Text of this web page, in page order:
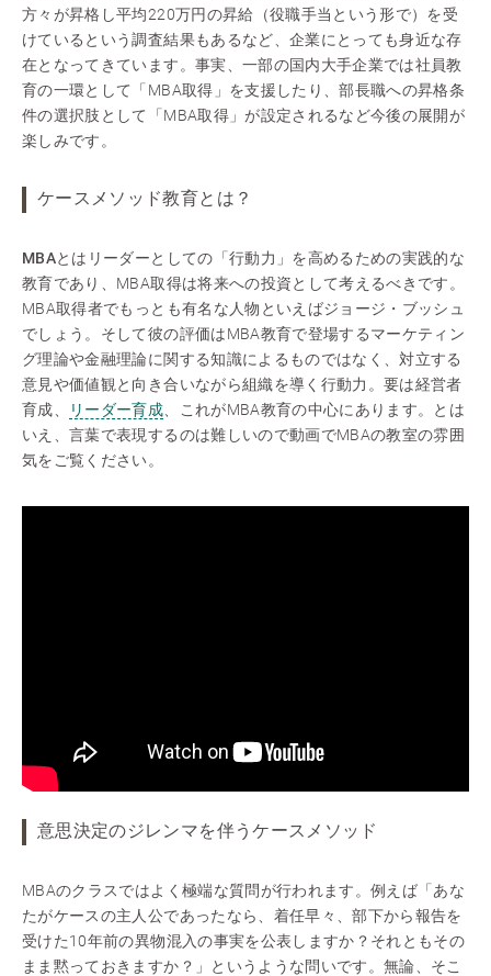
方々が昇格し平均220万円の昇給（役職手当という形で）を受
けているという調査結果もあるなど、企業にとっても身近な存
在となってきています。事実、一部の国内大手企業では社員教
育の一環として「MBA取得」を支援したり、部長職への昇格条
件の選択肢として「MBA取得」が設定されるなど今後の展開が
楽しみです。
ケースメソッド教育とは？
MBAとはリーダーとしての「行動力」を高めるための実践的な
教育であり、MBA取得は将来への投資として考えるべきです。
MBA取得者でもっとも有名な人物といえばジョージ・ブッシュ
でしょう。そして彼の評価はMBA教育で登場するマーケティン
グ理論や金融理論に関する知識によるものではなく、対立する
意見や価値観と向き合いながら組織を導く行動力。要は経営者
育成、
リーダー育成 、これがMBA教育の中心にあります。とは
いえ、言葉で表現するのは難しいので動画でMBAの教室の雰囲
気をご覧ください。
意思決定のジレンマを伴うケースメソッド
MBAのクラスではよく極端な質問が行われます。例えば「あな
たがケースの主人公であったなら、着任早々、部下から報告を
受けた10年前の異物混入の事実を公表しますか？それともその
まま黙っておきますか？」というような問いです。無論、そこ